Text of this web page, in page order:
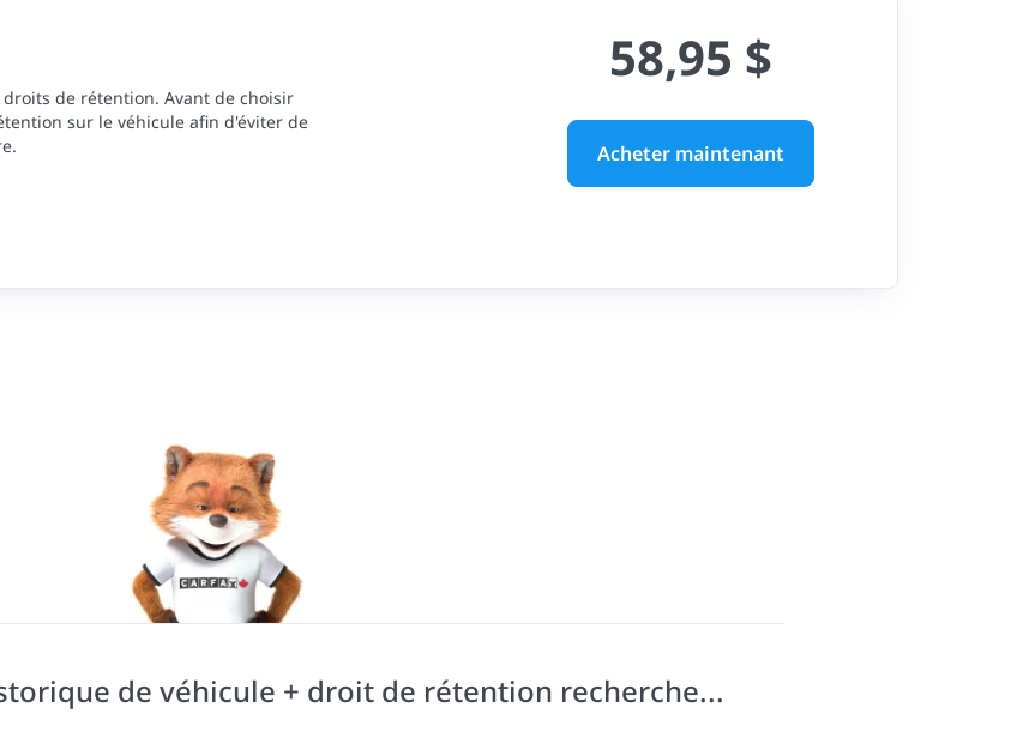
de rétention. Avant de choisir
sur le véhicule afin d'éviter de
58,95 $
Acheter maintenant
de véhicule + droit de rétention recherche...